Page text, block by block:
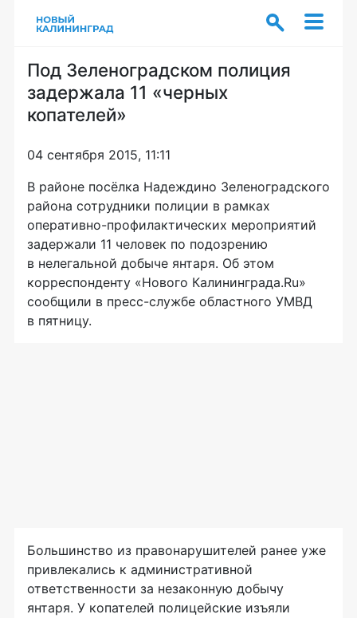
Под Зеленоградском полиция
задержала 11 «черных
копателей»
04 сентября 2015, 11:11
В районе посёлка Надеждино Зеленоградского
района сотрудники полиции в рамках
оперативно-профилактических мероприятий
задержали 11 человек по подозрению
в нелегальной добыче янтаря. Об этом
корреспонденту «Нового Калининграда.Ru»
сообщили в пресс-службе областного УМВД
в пятницу.
Большинство из правонарушителей ранее уже
привлекались к административной
ответственности за незаконную добычу
янтаря. У копателей полицейские изъяли